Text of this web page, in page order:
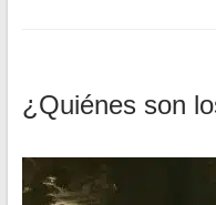
¿Quiénes son